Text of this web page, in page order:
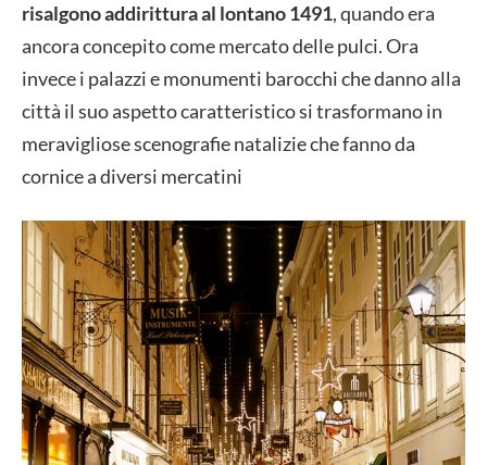
risalgono addirittura al lontano 1491, quando era
ancora concepito come mercato delle pulci. Ora
invece i palazzi e monumenti barocchi che danno alla
città il suo aspetto caratteristico si trasformano in
meravigliose scenografie natalizie che fanno da
cornice a diversi mercatini